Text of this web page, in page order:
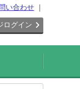
い合わせ
ログイン